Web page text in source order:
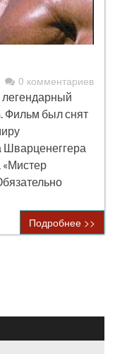
0 комментариев
Фильм был снят
Шварценеггера
«Мистер
Подробнее >>